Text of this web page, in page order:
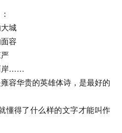
城
容
岸……
华贵的英雄体诗，是最好的
得了什么样的文字才能叫作